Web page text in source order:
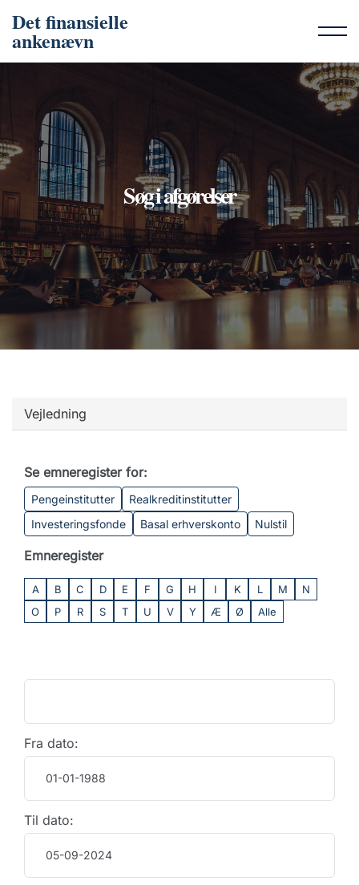
Det finansielle
ankenævn
Søg i afgørelser
Vejledning
Se emneregister for:
Pengeinstitutter
Realkreditinstitutter
Investeringsfonde
Basal erhverskonto Nulstil
Emneregister
A B C D E F G H I K L M
N
O
P R S T U V Y Æ Ø Alle
Fra dato:
Til dato: